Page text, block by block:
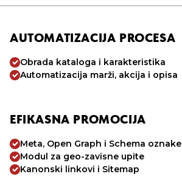
AUTOMATIZACIJA PROCESA
Obrada kataloga i karakteristika
Automatizacija marži, akcija i opisa
EFIKASNA PROMOCIJA
Meta, Open Graph i Schema oznake
Modul za geo-zavisne upite
Kanonski linkovi i Sitemap